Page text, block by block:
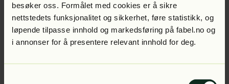
besøker oss. Formålet med cookies er å sikre
nettstedets funksjonalitet og sikkerhet, føre statistikk, og
løpende tilpasse innhold og markedsføring på fabel.no og
i annonser for å presentere relevant innhold for deg.